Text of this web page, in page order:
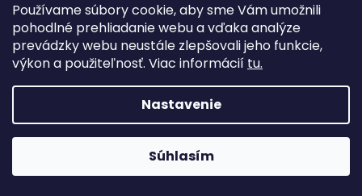
Používame súbory cookie, aby sme Vám umožnili
pohodlné prehliadanie webu a vďaka analýze
prevádzky webu neustále zlepšovali jeho funkcie,
výkon a použiteľnosť. Viac informácií tu.
Nastavenie
Súhlasím
HermanMiller VERUS Interweave (sieťovaná)